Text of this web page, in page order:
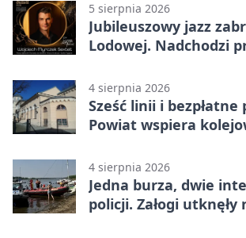
5 sierpnia 2026
Jubileuszowy jazz
Lodowej. Nadchodzi
4 sierpnia 2026
Sześć linii i bezpłatne
Powiat wspiera
4 sierpnia 2026
Jedna burza, dwie
policji. Załogi utknęły